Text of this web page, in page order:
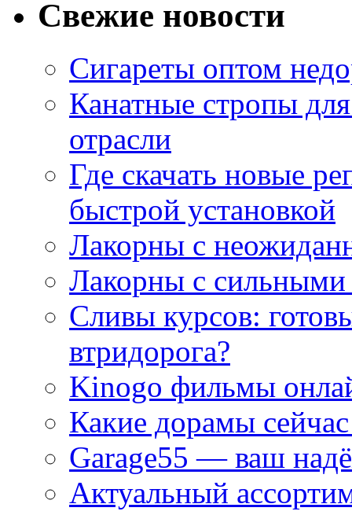
Свежие новости
Сигареты оптом
Канатные стропы
отрасли
Где скачать новые
быстрой установкой
Лакорны с
Лакорны с сильными
Сливы курсов:
втридорога?
Kinogo фильмы
Какие дорамы
Garage55 — ваш
Актуальный